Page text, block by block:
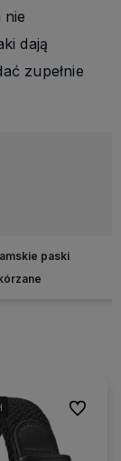
nie
dają
zupełnie
paski
Do